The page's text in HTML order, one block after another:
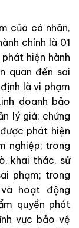
của cá nhân,
chính là 01
hiện hành
quan đến sai
là vi phạm
doanh bảo
lý giá; chứng
phát hiện
nghiệp; trong
khai thác, sử
phạm; trong
hoạt động
quyền phát
vực bảo vệ